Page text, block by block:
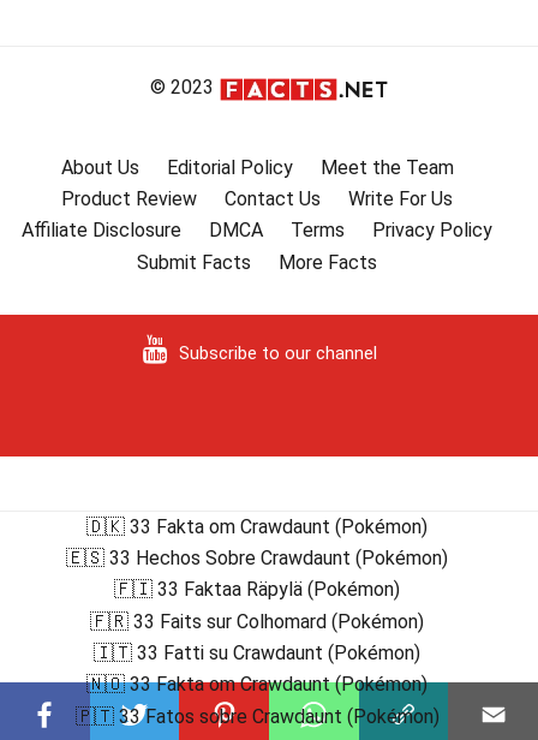
© 2023
About Us Editorial Policy
Meet the Team
Product Review
Contact Us
Write For Us
Affiliate Disclosure
DMCA Terms
Privacy Policy
Submit Facts
More Facts
Subscribe to our channel
🇩🇰 33 Fakta om Crawdaunt (Pokémon)
🇪🇸 33 Hechos Sobre Crawdaunt (Pokémon)
🇫🇮 33 Faktaa Räpylä (Pokémon)
🇫🇷 33 Faits sur Colhomard (Pokémon)
🇮🇹 33 Fatti su Crawdaunt (Pokémon)
🇳🇴 33 Fakta om Crawdaunt (Pokémon)
🇵🇹 33 Fatos sobre Crawdaunt (Pokémon)